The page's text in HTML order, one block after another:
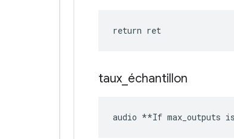
return ret
taux échantillon
audio **If max_outputs